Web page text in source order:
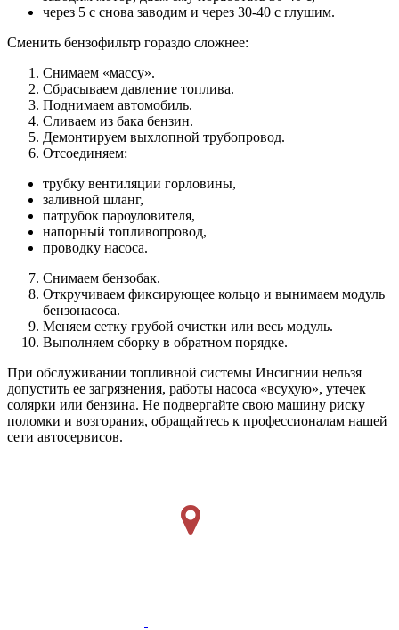
через 5 с снова заводим и через 30-40 с глушим.
Сменить бензофильтр гораздо сложнее:
Снимаем «массу».
Сбрасываем давление топлива.
Поднимаем автомобиль.
Сливаем из бака бензин.
Демонтируем выхлопной трубопровод.
Отсоединяем:
трубку вентиляции горловины,
заливной шланг,
патрубок пароуловителя,
напорный топливопровод,
проводку насоса.
Снимаем бензобак.
Откручиваем фиксирующее кольцо и вынимаем модуль
бензонасоса.
Меняем сетку грубой очистки или весь модуль.
Выполняем сборку в обратном порядке.
При обслуживании топливной системы Инсигнии нельзя
допустить ее загрязнения, работы насоса «всухую», утечек
солярки или бензина. Не подвергайте свою машину риску
поломки и возгорания, обращайтесь к профессионалам нашей
сети автосервисов.